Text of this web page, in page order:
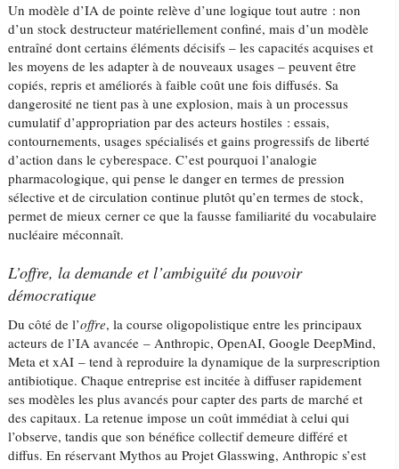
Un modèle d’IA de pointe relève d’une logique tout autre : non
d’un stock destructeur matériellement confiné, mais d’un modèle
entraîné dont certains éléments décisifs – les capacités acquises et
les moyens de les adapter à de nouveaux usages – peuvent être
copiés, repris et améliorés à faible coût une fois diffusés. Sa
dangerosité ne tient pas à une explosion, mais à un processus
cumulatif d’appropriation par des acteurs hostiles : essais,
contournements, usages spécialisés et gains progressifs de liberté
d’action dans le cyberespace. C’est pourquoi l’analogie
pharmacologique, qui pense le danger en termes de pression
sélective et de circulation continue plutôt qu’en termes de stock,
permet de mieux cerner ce que la fausse familiarité du vocabulaire
nucléaire méconnaît.
L’offre, la demande et l’ambiguïté du pouvoir
démocratique
Du côté de l’offre, la course oligopolistique entre les principaux
acteurs de l’IA avancée – Anthropic, OpenAI, Google DeepMind,
Meta et xAI – tend à reproduire la dynamique de la surprescription
antibiotique. Chaque entreprise est incitée à diffuser rapidement
ses modèles les plus avancés pour capter des parts de marché et
des capitaux. La retenue impose un coût immédiat à celui qui
l’observe, tandis que son bénéfice collectif demeure différé et
diffus. En réservant Mythos au Projet Glasswing, Anthropic s’est